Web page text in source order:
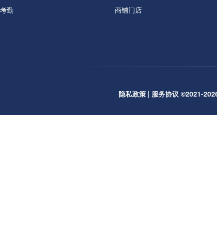
考勤 商铺门店
隐私政策 | 服务协议 ©2021-